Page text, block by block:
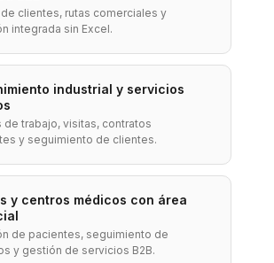
clientes, rutas comerciales y
integrada sin Excel.
industrial y servicios
de trabajo, visitas, contratos
y seguimiento de clientes.
y centros médicos con área
de pacientes, seguimiento de
y gestión de servicios B2B.